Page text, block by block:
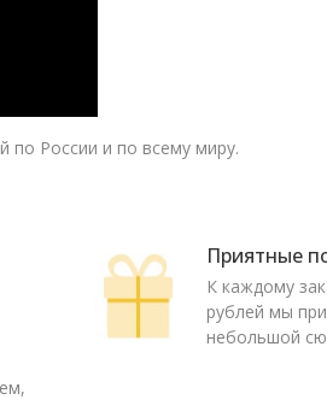
по России и по всему миру.
Приятные
К каждому
рублей мы
небольшой